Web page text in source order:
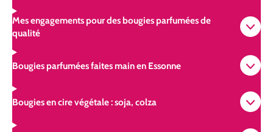
Mes engagements pour des bougies parfumées de
qualité
Bougies parfumées faites main en Essonne
Bougies en cire végétale : soja, colza